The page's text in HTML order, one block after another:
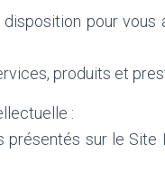
pour
produits et
:
présentés sur le